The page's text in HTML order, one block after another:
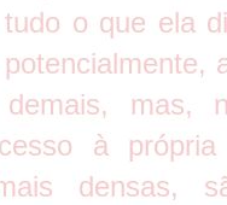
o que ela
mas,
à
densas,